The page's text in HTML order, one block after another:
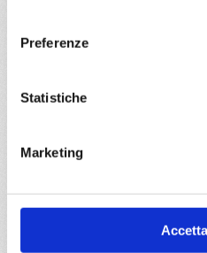
Preferenze
Statistiche
Marketing
Mediterraneo
Provence(marseilles), Genova